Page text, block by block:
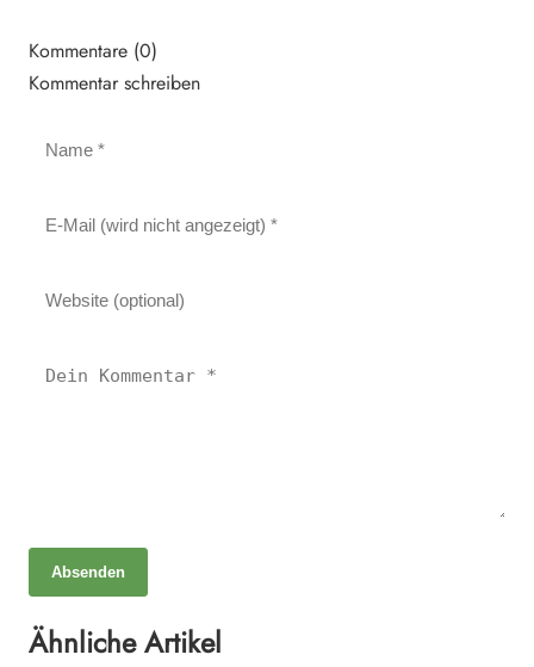
Kommentare (0)
Kommentar schreiben
Absenden
Ähnliche Artikel
06. Mai 2025
Heilen mit Licht Luft und Kräutern – Ganzheitliche